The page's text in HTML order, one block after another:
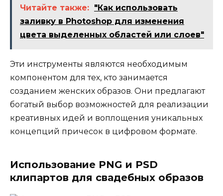
Читайте также: "Как использовать
заливку в Photoshop для изменения
цвета выделенных областей или слоев"
Эти инструменты являются необходимым
компонентом для тех, кто занимается
созданием женских образов. Они предлагают
богатый выбор возможностей для реализации
креативных идей и воплощения уникальных
концепций причесок в цифровом формате.
Использование PNG и PSD
клипартов для свадебных образов